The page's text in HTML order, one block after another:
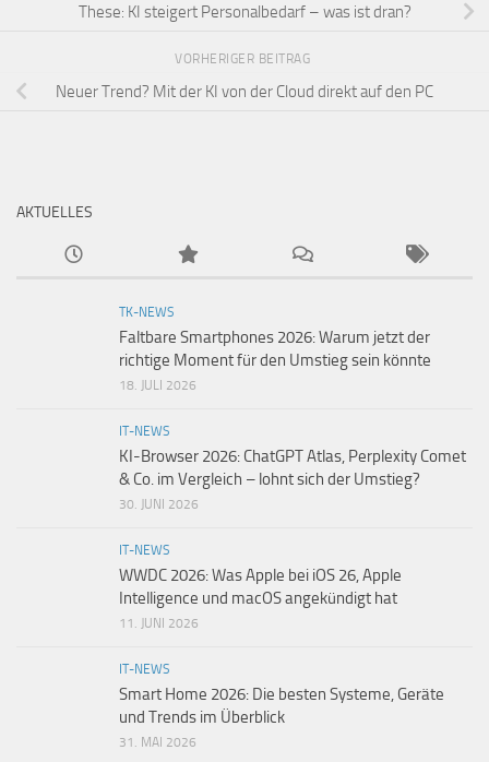
These: KI steigert Personalbedarf – was ist dran?
VORHERIGER BEITRAG
Neuer Trend? Mit der KI von der Cloud direkt auf den PC
AKTUELLES
TK-NEWS
Faltbare Smartphones 2026: Warum jetzt der
richtige Moment für den Umstieg sein könnte
18. JULI 2026
IT-NEWS
KI-Browser 2026: ChatGPT Atlas, Perplexity Comet
& Co. im Vergleich – lohnt sich der Umstieg?
30. JUNI 2026
IT-NEWS
WWDC 2026: Was Apple bei iOS 26, Apple
Intelligence und macOS angekündigt hat
11. JUNI 2026
IT-NEWS
Smart Home 2026: Die besten Systeme, Geräte
und Trends im Überblick
31. MAI 2026